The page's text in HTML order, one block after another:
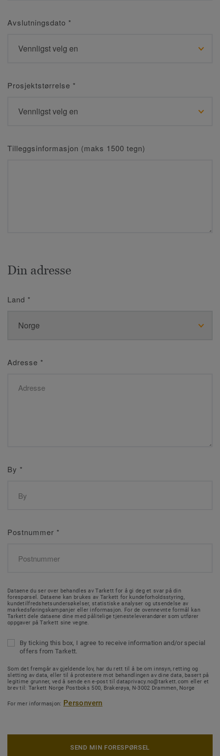
Avslutningsdato *
Prosjektstørrelse *
Tilleggsinformasjon (maks 1500 tegn)
Din adresse
Land *
Adresse *
By *
Postnummer *
Dataene du ser over behandles av Tarkett for å gi deg et svar på din
forespørsel. Dataene kan brukes av Tarkett for kundeforholdsstyring,
kundetilfredshetsundersøkelser, statistiske analyser og utsendelse av
markedsføringskampanjer eller informasjon. For de ovennevnte formål kan
Tarkett dele dataene dine med pålitelige tjenesteleverandører som utfører
oppgaver på Tarkett sine vegne.
By ticking this box, I agree to receive information and/or special
offers from Tarkett.
Som det fremgår av gjeldende lov, har du rett til å be om innsyn, retting og
sletting av data, eller til å protestere mot behandlingen av dine data, basert på
legitime grunner, ved å sende en e-post til dataprivacy.no@tarkett.com eller et
brev til: Tarkett Norge Postboks 500, Brakerøya, N-3002 Drammen, Norge
For mer informasjon: Personvern
SEND MIN FORESPØRSEL